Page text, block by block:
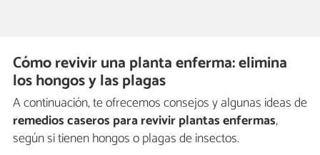
Cómo revivir una planta enferma: elimina
los hongos y las plagas
A continuación, te ofrecemos consejos y algunas ideas de
remedios caseros pararevivir plantas enfermas,
según si tienen hongos o plagas de insectos.